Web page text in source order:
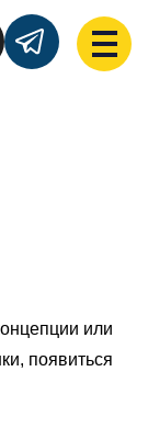
или
появиться